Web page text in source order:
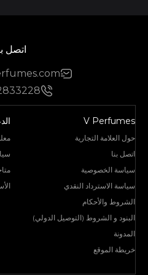
اتصل
V Perfumes
حول العلامة التجارية
اتصل بنا
سياسة الخصوصية
سياسة الاسترداد النقدي
الشروط والأحكام
البنود و الشروط (التوصيل الدولي)
المدونة
خريطة الموقع